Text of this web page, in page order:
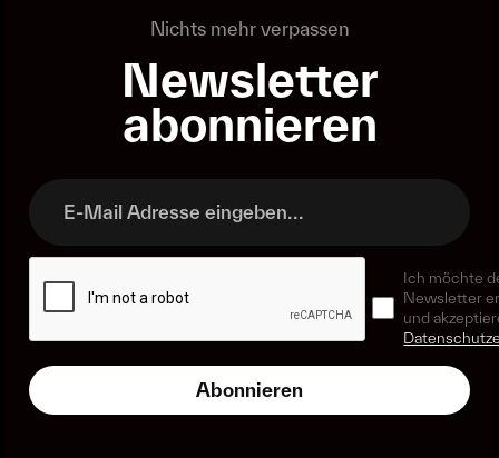
Nichts mehr verpassen
Newsletter
abonnieren
Ich möchte
Newsletter
und